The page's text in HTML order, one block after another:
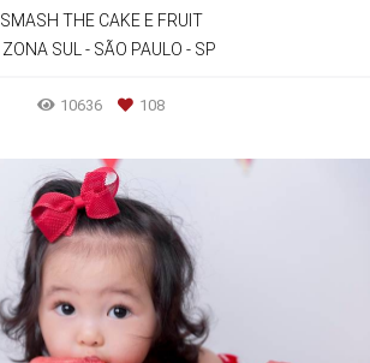
SMASH THE CAKE E FRUIT
ZONA SUL - SÃO PAULO - SP
10636 108